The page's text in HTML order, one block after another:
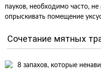
пауков, необходимо часто,
опрыскивать помещение
Сочетание мятных